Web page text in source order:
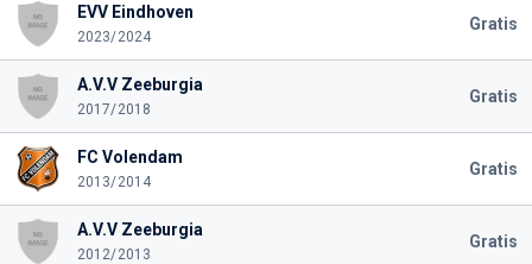
EVV Eindhoven
2023/2024
Gratis
A.V.V Zeeburgia
2017/2018
Gratis
FC Volendam
2013/2014
Gratis
A.V.V Zeeburgia
2012/2013
Gratis